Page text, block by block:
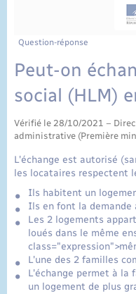
Question-réponse
Peut-on
social (HLM)
Vérifié le 28/10/2021 –
administrative (Première
L'échange est autorisé
les locataires respectent
Ils habitent un
Ils en font la demande
Les 2 logements
loués dans le même
L'une des 2 familles
L'échange permet à la
un logement de plus